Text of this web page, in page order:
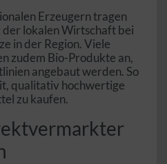
Erzeugern tragen
der lokalen Wirtschaft bei
in der Region. Viele
zudem Bio-Produkte an,
angebaut werden. So
qualitativ hochwertige
zu kaufen.